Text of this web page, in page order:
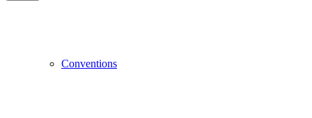
Conventions